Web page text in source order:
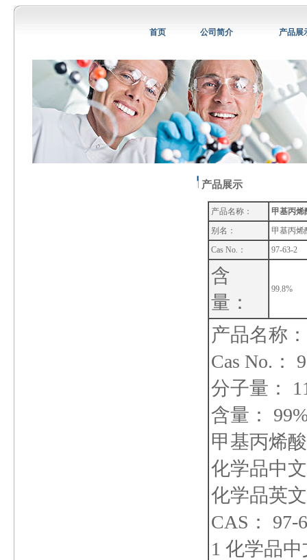
首页 公司简介 产品展
产品展示
产品名称：
甲基丙烯
别名：
甲基丙
Cas No.：
97-63-2
含
量：
99.8%
产品名称
Cas No.：
分子量：
含量：
甲基丙烯
化学品中
化学品英
CAS： 97-
1 化学品